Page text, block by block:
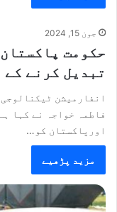
جون 15, 2024
حکومت
تبدیل کرنے
انفارمیشن
فاطمہ خواجہ نے کہا
اورپاکستان کو…
مزید پڑھیے